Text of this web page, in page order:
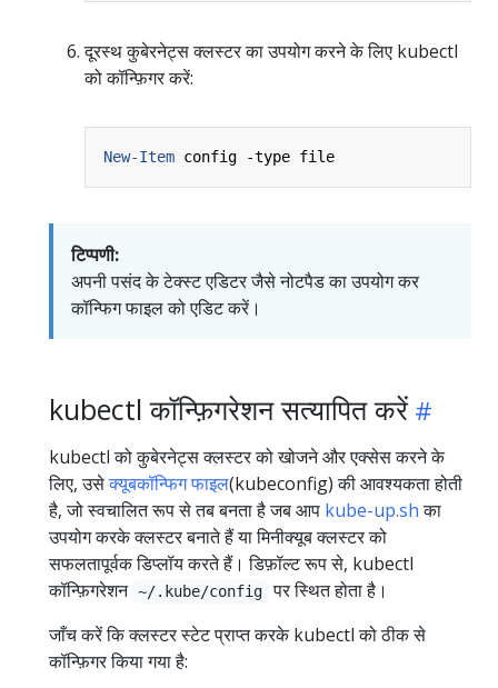
दूरस्थ कुबेरनेट्स क्लस्टर का उपयोग करने के लिए kubectl
को कॉन्फ़िगर करें:
New-Item config -type file
टिप्पणी:
अपनी पसंद के टेक्स्ट एडिटर जैसे नोटपैड का उपयोग कर
कॉन्फिग फाइल को एडिट करें।
kubectl कॉन्फ़िगरेशन सत्यापित करें
kubectl को कुबेरनेट्स क्लस्टर को खोजने और एक्सेस करने के
लिए, उसेक्यूबकॉन्फिग फाइल(kubeconfig) की आवश्यकता होती
है, जो स्वचालित रूप से तब बनता है जब आप kube-up.shका
उपयोग करके क्लस्टर बनाते हैं या मिनीक्यूब क्लस्टर को
सफलतापूर्वक डिप्लॉय करते हैं। डिफ़ॉल्ट रूप से, kubectl
कॉन्फ़िगरेशन ~/.kube/config पर स्थित होता है।
जाँच करें कि क्लस्टर स्टेट प्राप्त करके kubectl को ठीक से
कॉन्फ़िगर किया गया है: